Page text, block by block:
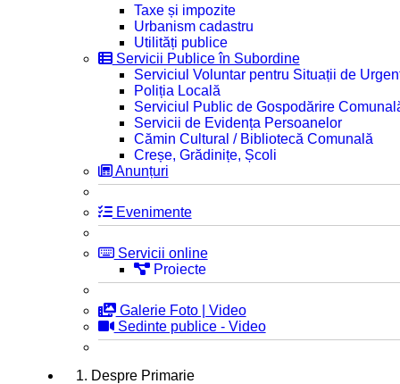
Taxe și impozite
Urbanism cadastru
Utilități publice
Servicii Publice în Subordine
Serviciul Voluntar pentru Situații de
Poliția Locală
Serviciul Public de Gospodărire
Servicii de Evidența Persoanelor
Cămin Cultural / Bibliotecă Comunală
Creșe, Grădinițe, Școli
Anunțuri
Evenimente
Servicii online
Proiecte
Galerie Foto | Video
Sedinte publice - Video
1. Despre Primarie